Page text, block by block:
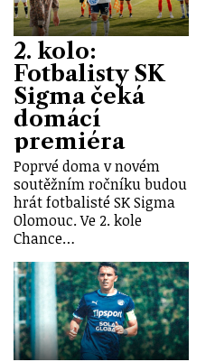
2. kolo:
Fotbalisty SK
Sigma čeká
domácí
premiéra
Poprvé doma v novém
soutěžním ročníku budou
hrát fotbalisté SK Sigma
Olomouc. Ve 2. kole
Chance…